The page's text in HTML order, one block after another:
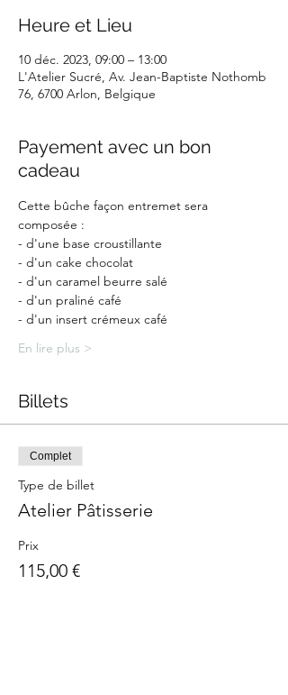
Heure et Lieu
10 déc. 2023, 09:00 – 13:00
L'Atelier Sucré, Av. Jean-Baptiste Nothomb
76, 6700 Arlon, Belgique
Payement avec un bon
cadeau
Cette bûche façon entremet sera
composée :
- d'une base croustillante
- d'un cake chocolat
- d'un caramel beurre salé
- d'un praliné café
- d'un insert crémeux café
En lire plus >
Billets
Complet
Type de billet
Atelier Pâtisserie
Prix
115,00 €